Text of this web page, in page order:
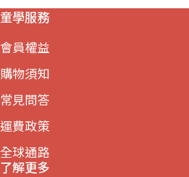
童學服務
會員權益
購物須知
常見問答
運費政策
全球通路
了解更多